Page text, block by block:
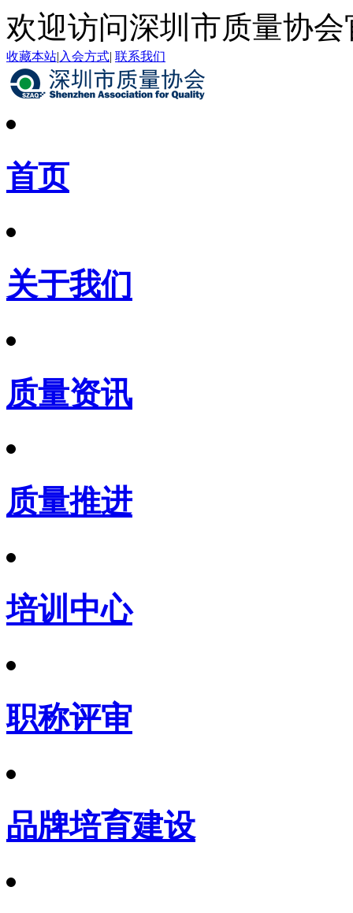
欢迎访问深圳市质量协会
收藏本站| 入会方式| 联系我们
首页
关于我们
质量资讯
质量推进
培训中心
职称评审
品牌培育建设